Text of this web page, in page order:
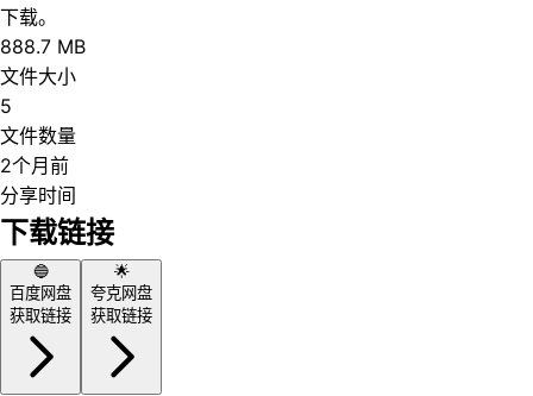
下载。
888.7 MB
文件大小
5
文件数量
2个月前
分享时间
下载链接
🔵
百度网盘
获取链接
🌟
夸克网盘
获取链接